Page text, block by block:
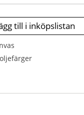
till i inköpslistan